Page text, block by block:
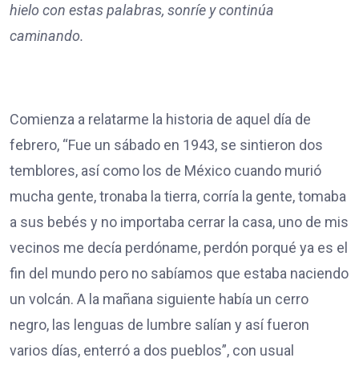
hielo con estas palabras, sonríe y continúa
caminando.
Comienza a relatarme la historia de aquel día de
febrero, “Fue un sábado en 1943, se sintieron dos
temblores, así como los de México cuando murió
mucha gente, tronaba la tierra, corría la gente, tomaba
a sus bebés y no importaba cerrar la casa, uno de mis
vecinos me decía perdóname, perdón porqué ya es el
fin del mundo pero no sabíamos que estaba naciendo
un volcán. A la mañana siguiente había un cerro
negro, las lenguas de lumbre salían y así fueron
varios días, enterró a dos pueblos”, con usual